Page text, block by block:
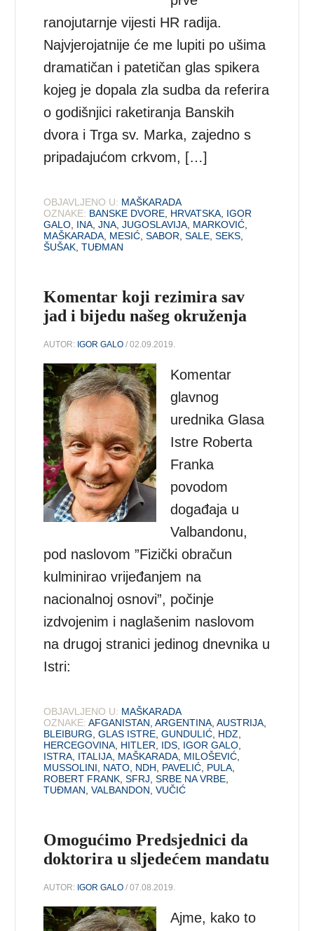
ranojutarnje vijesti HR radija.
Najvjerojatnije će me lupiti po ušima
dramatičan i patetičan glas spikera
kojeg je dopala zla sudba da referira
o godišnjici raketiranja Banskih
dvora i Trga sv. Marka, zajedno s
pripadajućom crkvom, […]
OBJAVLJENO U: MAŠKARADA
OZNAKE: BANSKE DVORE HRVATSKA IGOR
GALO INA ,JNA ,JUGOSLAVIJA MARKOVIĆ
MAŠKARADA MESIĆ ,SABOR ,SALE ,SEKS
ŠUŠAK ,TUĐMAN
Komentar koji rezimira sav
jad i bijedu našeg okruženja
AUTOR: IGOR GALO / 02.09.2019.
Komentar
glavnog
urednika Glasa
Istre Roberta
Franka
povodom
događaja u
Valbandonu,
pod naslovom ”Fizički obračun
kulminirao vrijeđanjem na
nacionalnoj osnovi”, počinje
izdvojenim i naglašenim naslovom
na drugoj stranici jedinog dnevnika u
Istri:
OBJAVLJENO U: MAŠKARADA
OZNAKE: AFGANISTAN ,ARGENTINA ,AUSTRIJA
BLEIBURG ,GLAS ISTRE ,GUNDULIĆ HDZ
HERCEGOVINA HITLER IDS IGOR GALO
ISTRA ITALIJA MAŠKARADA MILOŠEVIĆ
MUSSOLINI
NATO NDH PAVELIĆ PULA
ROBERT FRANK ,SFRJ ,SRBE NA VRBE
TUĐMAN ,VALBANDON ,VUČIĆ
Omogućimo Predsjednici da
doktorira u sljedećem mandatu
AUTOR: IGOR GALO / 07.08.2019.
Ajme, kako to